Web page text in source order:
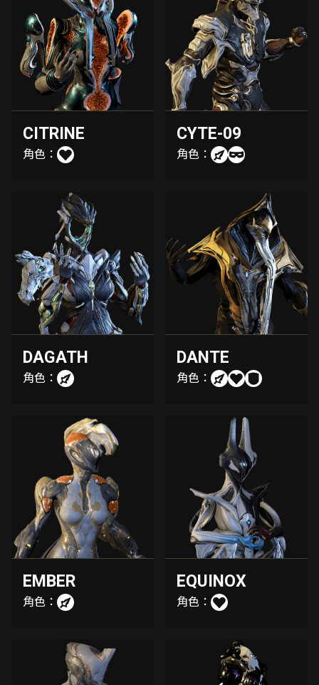
CITRINE
角色：
CYTE-09
角色：
DAGATH
角色：
DANTE
角色：
EMBER
角色：
EQUINOX
角色：